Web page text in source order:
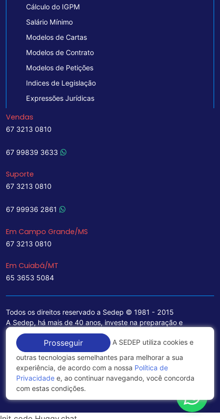
Cálculo do IGPM
Salário Mínimo
Modelos de Cartas
Modelos de Contrato
Modelos de Petições
Indices de Legislação
Expressões Jurídicas
Vendas
67 3213 0810
67 99839 3633
Suporte
67 3213 0810
67 99936 2861
Em Campo Grande/MS
67 3213 0810
Em Cuiabá/MT
65 3653 5084
Todos os direitos reservado a Sedep © 1981 - 2015
A Sedep, há mais de 40 anos, investe na preparação e
treinamento de funcionários e na aquisição de tecnologia de
ponta para a ampliação de seu portfólio de serviços voltados
para a área jurídica, que contemplam informações seguras e
excelentes soluções empresariais.
Política de Privacidade
Prosseguir
A SEDEP utiliza cookies e
outras tecnologias semelhantes para melhorar a sua
experiência, de acordo com a nossa Política de
Privacidade e, ao continuar navegando, você concorda
com estas condições.